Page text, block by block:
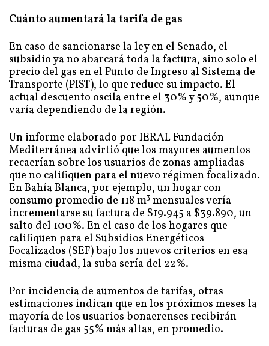
Cuánto aumentará la tarifa de gas
En caso de sancionarse la ley en el Senado, el
subsidio ya no abarcará toda la factura, sino solo el
precio del gas en el Punto de Ingreso al Sistema de
Transporte (PIST), lo que reduce su impacto. El
actual descuento oscila entre el 30% y 50%, aunque
varía dependiendo de la región.
Un informe elaborado por IERAL Fundación
Mediterránea advirtió que los mayores aumentos
recaerían sobre los usuarios de zonas ampliadas
que no califiquen para el nuevo régimen focalizado.
En Bahía Blanca, por ejemplo, un hogar con
consumo promedio de 118 m³ mensuales vería
incrementarse su factura de $19.945 a $39.890, un
salto del 100%. En el caso de los hogares que
califiquen para el Subsidios Energéticos
Focalizados (SEF) bajo los nuevos criterios en esa
misma ciudad, la suba sería del 22%.
Por incidencia de aumentos de tarifas, otras
estimaciones indican que en los próximos meses la
mayoría de los usuarios bonaerenses recibirán
facturas de gas 55% más altas, en promedio.